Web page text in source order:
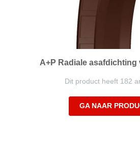
A+P Radiale asafdichting
Dit product heeft 182
GA NAAR